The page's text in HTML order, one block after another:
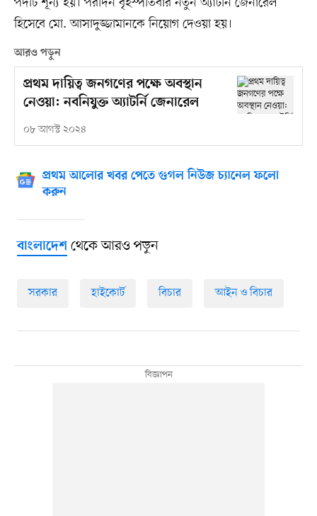
হিসেবে মো. আসাদুজ্জামানকে নিয়োগ দেওয়া হয়।
আরও পড়ুন
প্রথম দায়িত্ব জনগণের পক্ষে অবস্থান
নেওয়া: নবনিযুক্ত অ্যাটর্নি জেনারেল
০৮ আগস্ট ২০২৪
প্রথম আলোর খবর পেতে গুগল নিউজ চ্যানেল ফলো
করুন
বাংলাদেশথেকে আরও পড়ুন
সরকার হাইকোর্ট বিচার আইন ও বিচার